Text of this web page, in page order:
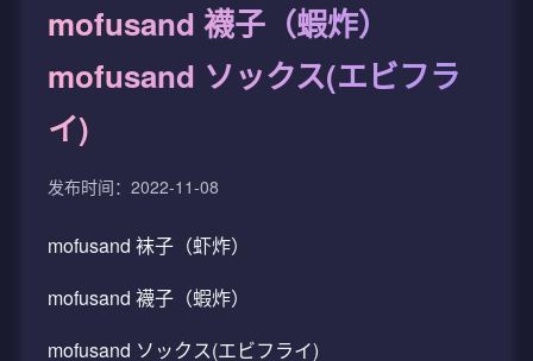
mofusand 襪子（蝦炸）
mofusand ソックス(エビフラ
イ)
发布时间：2022-11-08
mofusand 袜子（虾炸）
mofusand 襪子（蝦炸）
mofusand ソックス(エビフライ)